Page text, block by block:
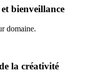
bienveillance
domaine.
la créativité